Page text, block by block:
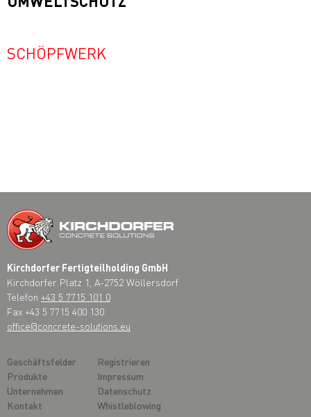
SCHÖPFWERK
Kirchdorfer Fertigteilholding GmbH
Kirchdorfer Platz 1, A-2752 Wöllersdorf
Telefon +43 5 7715 101 0
Fax +43 5 7715 400 130
office@concrete-solutions.eu
Geschäftsfelder
Produkte
Unternehmen
Kontakt
Registrieren
Impressum
Datenschutz
Whistleblowing